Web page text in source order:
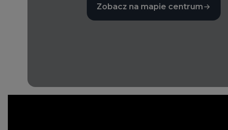
Zobacz na mapie centrum